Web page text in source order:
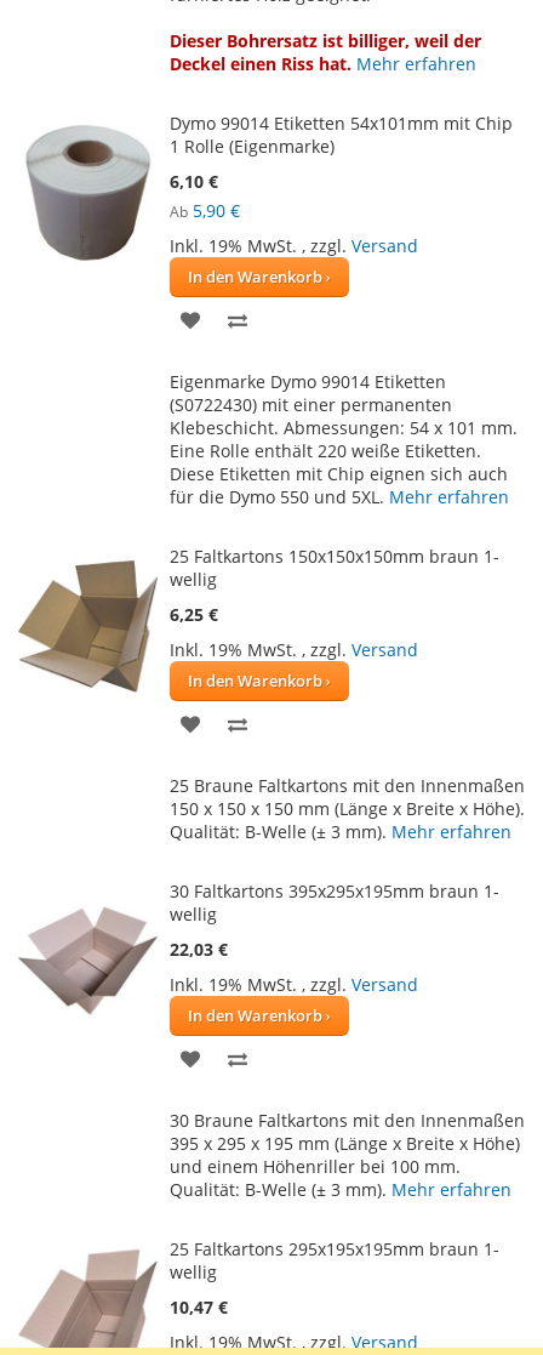
Dieser Bohrersatz ist billiger, weil der
Deckel einen Riss hat. Mehr erfahren
Dymo 99014 Etiketten 54x101mm mit Chip
1 Rolle (Eigenmarke)
6,10 €
Ab 5,90 €
Inkl. 19% MwSt. , zzgl. Versand
In den Warenkorb
ZUR
HINZUFÜGEN
HINZUFÜGEN
Eigenmarke Dymo 99014 Etiketten
(S0722430) mit einer permanenten
Klebeschicht. Abmessungen: 54 x 101 mm.
Eine Rolle enthält 220 weiße Etiketten.
Diese Etiketten mit Chip eignen sich auch
für die Dymo 550 und 5XL. Mehr erfahren
25 Faltkartons 150x150x150mm braun 1-
wellig
6,25 €
Inkl. 19% MwSt. , zzgl. Versand
In den Warenkorb
ZUR
HINZUFÜGEN
HINZUFÜGEN
25 Braune Faltkartons mit den Innenmaßen
150 x 150 x 150 mm (Länge x Breite x Höhe).
Qualität: B-Welle (± 3 mm). Mehr erfahren
30 Faltkartons 395x295x195mm braun 1-
wellig
22,03 €
Inkl. 19% MwSt. , zzgl. Versand
In den Warenkorb
ZUR
HINZUFÜGEN
HINZUFÜGEN
30 Braune Faltkartons mit den Innenmaßen
395 x 295 x 195 mm (Länge x Breite x Höhe)
und einem Höhenriller bei 100 mm.
Qualität: B-Welle (± 3 mm). Mehr erfahren
25 Faltkartons 295x195x195mm braun 1-
wellig
10,47 €
Inkl. 19% MwSt., zzgl.Versand